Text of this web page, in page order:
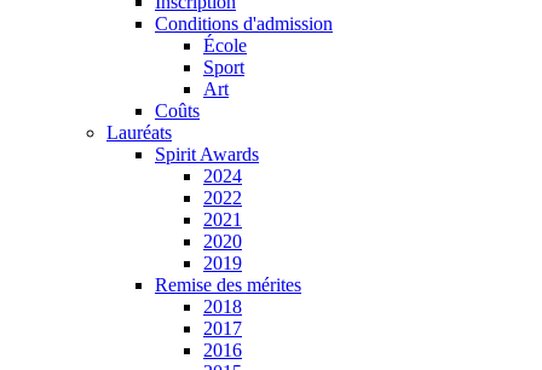
Conditions d'admission
École
Sport
Art
Coûts
Lauréats
Spirit Awards
2024
2022
2021
2020
2019
Remise des mérites
2018
2017
2016